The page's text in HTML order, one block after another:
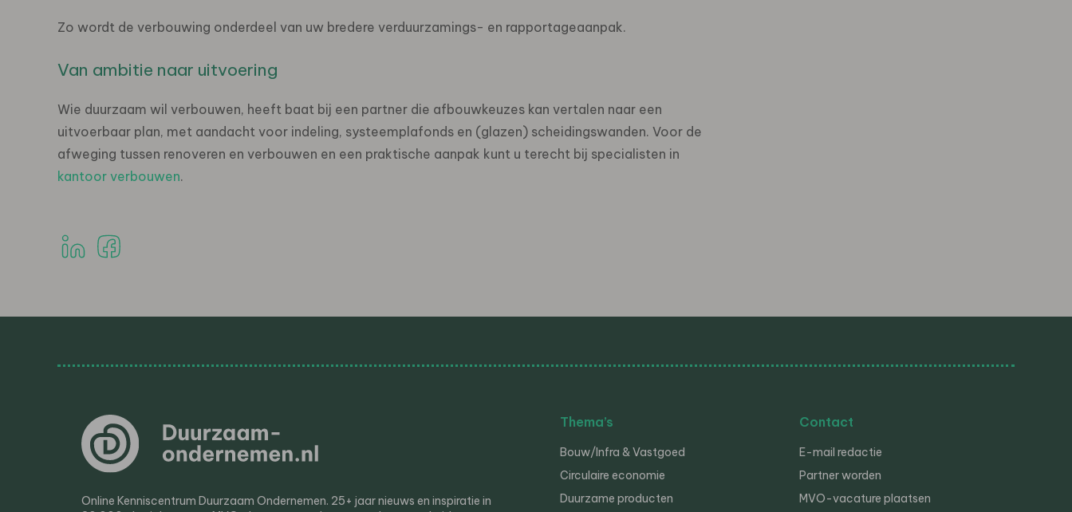
Zo wordt de verbouwing onderdeel van uw bredere verduurzamings- en rapportageaanpak.
Van ambitie naar uitvoering
Wie duurzaam wil verbouwen, heeft baat bij een partner die afbouwkeuzes kan vertalen naar een
uitvoerbaar plan, met aandacht voor indeling, systeemplafonds en (glazen) scheidingswanden. Voor de
afweging tussen renoveren en verbouwen en een praktische aanpak kunt u terecht bij specialisten in
kantoor verbouwen.
Online Kenniscentrum Duurzaam Ondernemen. 25+ jaar nieuws en inspiratie in
Thema’s
Bouw/Infra & Vastgoed
Circulaire economie
Duurzame producten
Contact
E-mail redactie
Partner worden
MVO-vacature plaatsen